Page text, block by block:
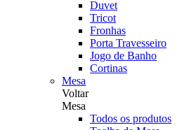
Duvet
Tricot
Fronhas
Porta Travesseiro
Jogo de Banho
Cortinas
Mesa
Voltar
Mesa
Todos os produtos